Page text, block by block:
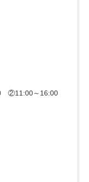
②11:00～16:00